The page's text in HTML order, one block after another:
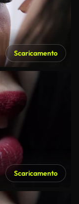
Scaricamento
Scaricamento